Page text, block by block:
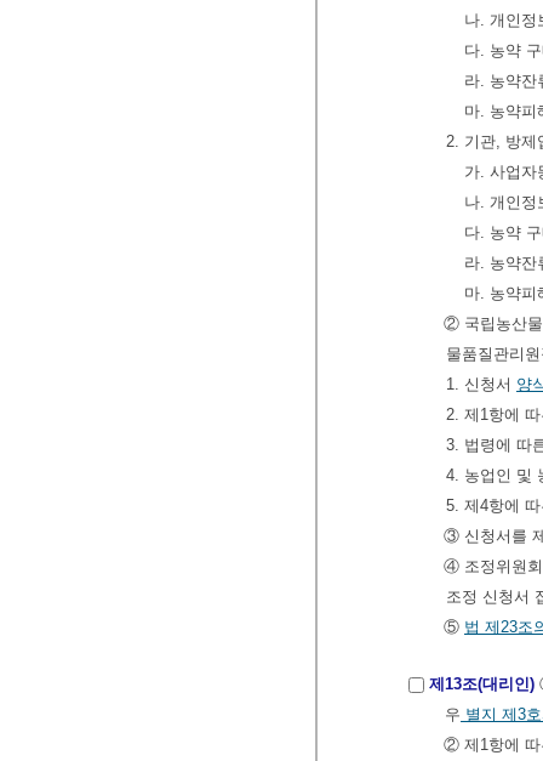
나. 개인
다. 농약
라. 농약잔
마. 농약피
2. 기관, 방
가. 사업
나. 개인
다. 농약
라. 농약잔
마. 농약피
② 국립농산물
물품질관리
1. 신청서 양
2. 제1항에
3. 법령에 따
4. 농업인 및
5. 제4항에
③ 신청서를
④ 조정위원회
조정 신청서
⑤ 법 제23조
제13조(대리인)
우 별지 제3
② 제1항에 따